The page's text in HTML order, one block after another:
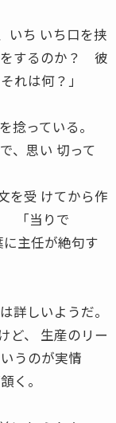
いち いち口を挟
をするのか？ 彼
れは何？」
捻っている。
、思い 切って
を受 けてから作
「当りで
主任が絶句す
詳しいようだ。
ど、 生産のリー
うのが実情
く。